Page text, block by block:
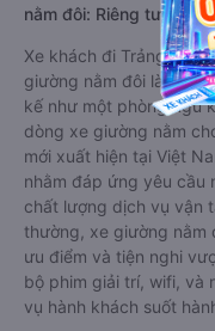
nằm đôi: Riêng tư, đầy
Xe khách đi Trảng
giường nằm đôi là loại
kế như một phòng ngủ
dòng xe giường nằm
mới xuất hiện tại Việt
nhằm đáp ứng yêu cầu
chất lượng dịch vụ vận
thường, xe giường nằm
ưu điểm và tiện nghi
bộ phim giải trí, wifi, và
vụ hành khách suốt